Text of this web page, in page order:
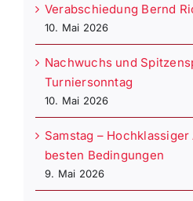
Verabschiedung Bernd
10. Mai 2026
Nachwuchs und
Turniersonntag
10. Mai 2026
Samstag –
besten Bedingungen
9. Mai 2026